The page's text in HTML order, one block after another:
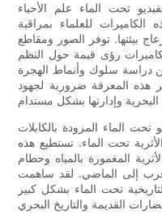
تحت الماء علم الأحياء
الكاميرات للعلماء بمراقبة
بيئتها. توفر الصور ومقاطع
رؤى قيمة حول النظم
من دراسة سلوك وأنماط الهجرة
هذه المعرفة ضرورية لجهود
الماء المزودة بالكابلات
تحت الماء. تستطيع هذه
المغمورة بالمياه وحطام
أقرب إلى الماضي. لقد ساهمت
تحت الماء بشكل كبير